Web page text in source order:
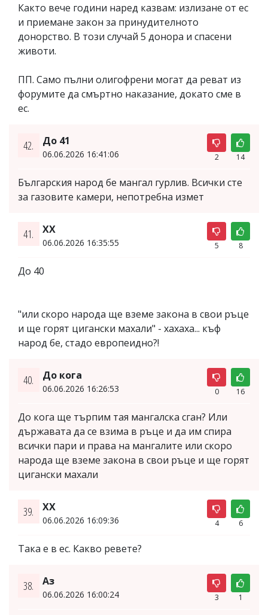
Както вече години наред казвам: излизане от ес
и приемане закон за принудителното
донорство. В този случай 5 донора и спасени
животи.
ПП. Само пълни олигофрени могат да реват из
форумите да смъртно наказание, докато сме в
ес.
42. До 41
06.06.2026 16:41:06 2 14
Българския народ бе мангал гурлив. Всички сте
за газовите камери, непотребна измет
41. XX
06.06.2026 16:35:55 5 8
До 40
"или скоро народа ще вземе закона в свои ръце
и ще горят цигански махали" - хахаха... къф
народ бе, стадо европеидно?!
40. До кога
06.06.2026 16:26:53 0 16
До кога ще търпим тая мангалска сган? Или
държавата да се взима в ръце и да им спира
всички пари и права на мангалите или скоро
народа ще вземе закона в свои ръце и ще горят
цигански махали
39. XX
06.06.2026 16:09:36 4 6
Така е в ес. Какво ревете?
38. Аз
06.06.2026 16:00:24 3 1